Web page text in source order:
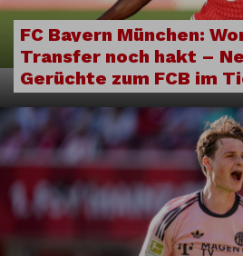
FC Bayern München:
Transfer noch hakt –
Gerüchte zum FCB im